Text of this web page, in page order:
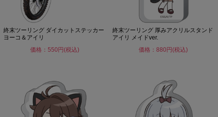
終末ツーリング ダイカットステッカー
ヨーコ＆アイリ
価格：550円(税込)
終末ツーリング 厚みアクリルスタンド
アイリ メイドver.
価格：880円(税込)